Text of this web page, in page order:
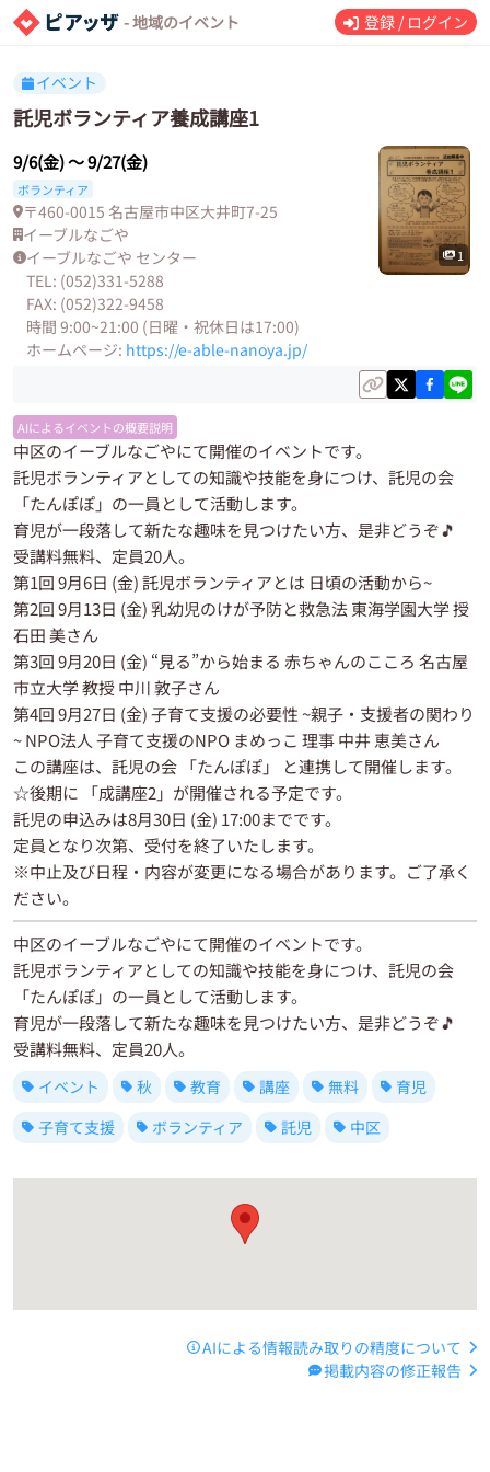
- 地域のイベント 登録 / ログイン
イベント
託児ボランティア養成講座1
9/6(金)〜9/27(金)
ボランティア
〒460-0015 名古屋市中区大井町7-25
イーブルなごや
イーブルなごや センター
TEL: (052)331-5288
FAX: (052)322-9458
時間 9:00~21:00 (日曜・祝休日は17:00)
ホームページ: https://e-able-nanoya.jp/
1
AIによるイベントの概要説明
中区のイーブルなごやにて開催のイベントです。
託児ボランティアとしての知識や技能を身につけ、託児の会
「たんぽぽ」の一員として活動します。
育児が一段落して新たな趣味を見つけたい方、是非どうぞ🎵
受講料無料、定員20人。
第1回 9月6日 (金) 託児ボランティアとは 日頃の活動から~
第2回 9月13日 (金) 乳幼児のけが予防と救急法 東海学園大学 授
石田 美さん
第3回 9月20日 (金) “見る”から始まる 赤ちゃんのこころ 名古屋
市立大学 教授 中川 敦子さん
第4回 9月27日 (金) 子育て支援の必要性 ~親子・支援者の関わり
~ NPO法人 子育て支援のNPO まめっこ 理事 中井 恵美さん
この講座は、託児の会 「たんぽぽ」 と連携して開催します。
☆後期に 「成講座2」が開催される予定です。
託児の申込みは8月30日 (金) 17:00までです。
定員となり次第、受付を終了いたします。
※中止及び日程・内容が変更になる場合があります。ご了承く
ださい。
中区のイーブルなごやにて開催のイベントです。
託児ボランティアとしての知識や技能を身につけ、託児の会
「たんぽぽ」の一員として活動します。
育児が一段落して新たな趣味を見つけたい方、是非どうぞ🎵
受講料無料、定員20人。
イベント 秋 教育 講座 無料
育児
子育て支援
ボランティア 託児 中区
AIによる情報読み取りの精度について
掲載内容の修正報告